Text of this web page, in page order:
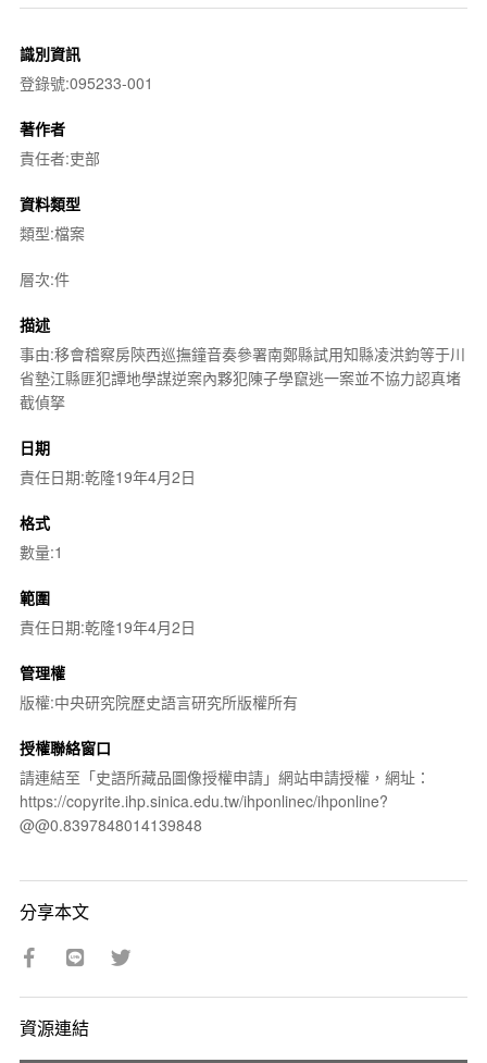
識別資訊
登錄號:095233-001
著作者
責任者:吏部
資料類型
類型:檔案
層次:件
描述
事由:移會稽察房陝西巡撫鐘音奏參署南鄭縣試用知縣凌洪鈞等于川
省墊江縣匪犯譚地學謀逆案內夥犯陳子學竄逃一案並不協力認真堵
截偵拏
日期
責任日期:乾隆19年4月2日
格式
數量:1
範圍
責任日期:乾隆19年4月2日
管理權
版權:中央研究院歷史語言研究所版權所有
授權聯絡窗口
請連結至「史語所藏品圖像授權申請」網站申請授權，網址：
https://copyrite.ihp.sinica.edu.tw/ihponlinec/ihponline?
@@0.8397848014139848
分享本文
資源連結